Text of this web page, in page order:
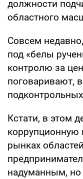
должности
областного
Совсем
под «белы
контролю за
поговаривают,
Кстати, в этом
коррупционную
рынках
надуманным, но